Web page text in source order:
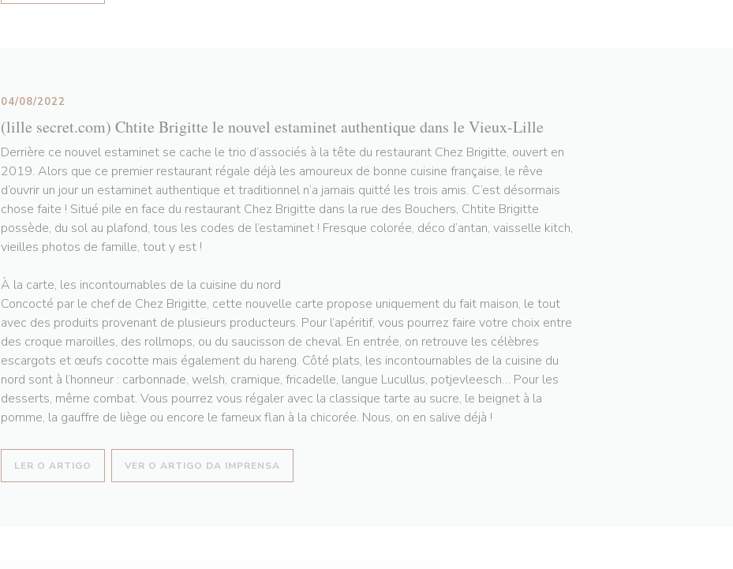
(lille secret.com) Chtite Brigitte le nouvel estaminet authentique dans le Vieux-Lille
04/08/2022
Derrière ce nouvel estaminet se cache le trio d’associés à la tête du restaurant Chez Brigitte, ouvert en
2019. Alors que ce premier restaurant régale déjà les amoureux de bonne cuisine française, le rêve
d’ouvrir un jour un estaminet authentique et traditionnel n’a jamais quitté les trois amis. C’est désormais
chose faite ! Situé pile en face du restaurant Chez Brigitte dans la rue des Bouchers, Chtite Brigitte
possède, du sol au plafond, tous les codes de l’estaminet ! Fresque colorée, déco d’antan, vaisselle kitch,
vieilles photos de famille, tout y est !
À la carte, les incontournables de la cuisine du nord
Concocté par le chef de Chez Brigitte, cette nouvelle carte propose uniquement du fait maison, le tout
avec des produits provenant de plusieurs producteurs. Pour l’apéritif, vous pourrez faire votre choix entre
des croque maroilles, des rollmops, ou du saucisson de cheval. En entrée, on retrouve les célèbres
escargots et œufs cocotte mais également du hareng. Côté plats, les incontournables de la cuisine du
nord sont à l’honneur : carbonnade, welsh, cramique, fricadelle, langue Lucullus, potjevleesch… Pour les
desserts, même combat. Vous pourrez vous régaler avec la classique tarte au sucre, le beignet à la
pomme, la gauffre de liège ou encore le fameux flan à la chicorée. Nous, on en salive déjà !
LER O ARTIGO ((ABRE NUMA NOVA JANELA))
VER O ARTIGO DA IMPRENSA